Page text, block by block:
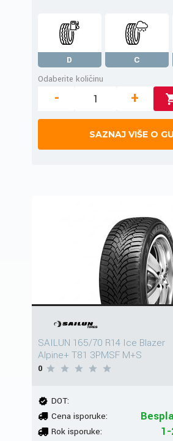
D C
Odaberite količinu
- +
SAZNAJ VIŠE O
SAILUN 165/70 R14 Ice Blazer
Alpine+ T81 3PMSF M+S
0
DOT:
Cena isporuke:
Rok isporuke: